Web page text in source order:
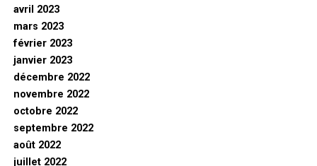
avril 2023
mars 2023
février 2023
janvier 2023
décembre 2022
novembre 2022
octobre 2022
septembre 2022
août 2022
juillet 2022